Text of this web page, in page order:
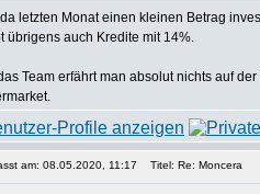
letzten Monat einen kleinen Betrag
übrigens auch Kredite mit 14%.
Team erfährt man absolut nichts auf
am: 08.05.2020, 11:17 Titel: Re: Moncera